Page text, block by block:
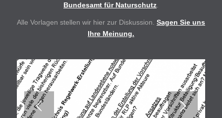
Bundesamt für Naturschutz.
Alle Vorlagen stellen wir hier zur Diskussion. Sagen Sie uns
Ihre Meinung.